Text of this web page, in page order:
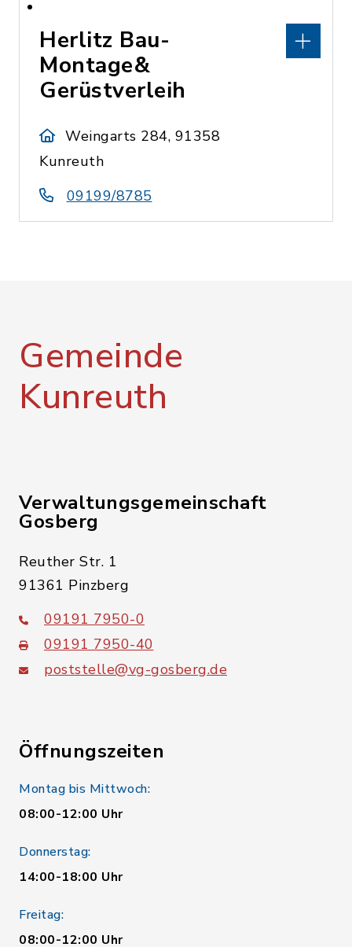
Herlitz Bau-
Montage&
Gerüstverleih
Weingarts 284, 91358
Kunreuth
09199/8785
Gemeinde
Kunreuth
Verwaltungsgemeinschaft
Gosberg
Reuther Str. 1
91361 Pinzberg
09191 7950-0
09191 7950-40
poststelle@vg-gosberg.de
Öffnungszeiten
Montag bis Mittwoch:
08:00-12:00 Uhr
Donnerstag:
14:00-18:00 Uhr
Freitag:
08:00-12:00 Uhr